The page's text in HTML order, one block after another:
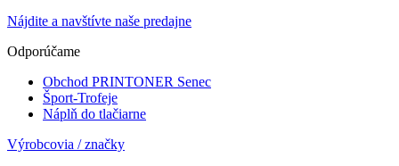
Nájdite a navštívte naše predajne
Odporúčame
Obchod PRINTONER Senec
Šport-Trofeje
Náplň do tlačiarne
Výrobcovia / značky